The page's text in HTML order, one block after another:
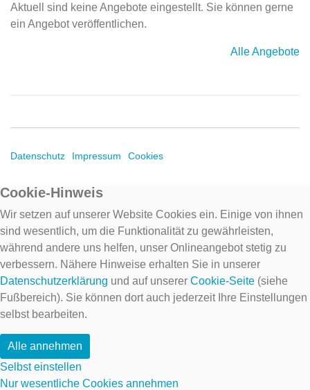
Aktuell sind keine Angebote eingestellt. Sie können gerne
ein Angebot veröffentlichen.
Alle Angebote
Datenschutz Impressum Cookies
Cookie-Hinweis
Wir setzen auf unserer Website Cookies ein. Einige von ihnen
sind wesentlich, um die Funktionalität zu gewährleisten,
während andere uns helfen, unser Onlineangebot stetig zu
verbessern. Nähere Hinweise erhalten Sie in unserer
Datenschutzerklärung und auf unserer Cookie-Seite (siehe
Fußbereich). Sie können dort auch jederzeit Ihre Einstellungen
selbst bearbeiten.
Alle annehmen
Selbst einstellen
Nur wesentliche Cookies annehmen